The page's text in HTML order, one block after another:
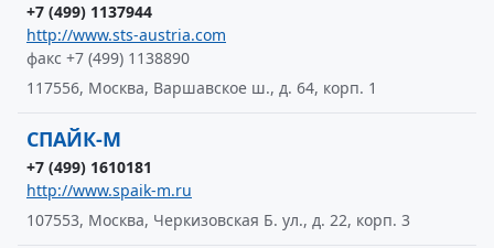
+7 (499) 1137944
http://www.sts-austria.com
факс +7 (499) 1138890
117556, Москва, Варшавское ш., д. 64, корп. 1
СПАЙК-М
+7 (499) 1610181
http://www.spaik-m.ru
107553, Москва, Черкизовская Б. ул., д. 22, корп. 3